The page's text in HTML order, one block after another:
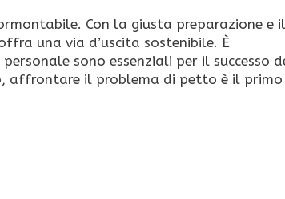
Con la giusta preparazione e il
una via d’uscita sostenibile. È
sono essenziali per il successo
affrontare il problema di petto è il primo